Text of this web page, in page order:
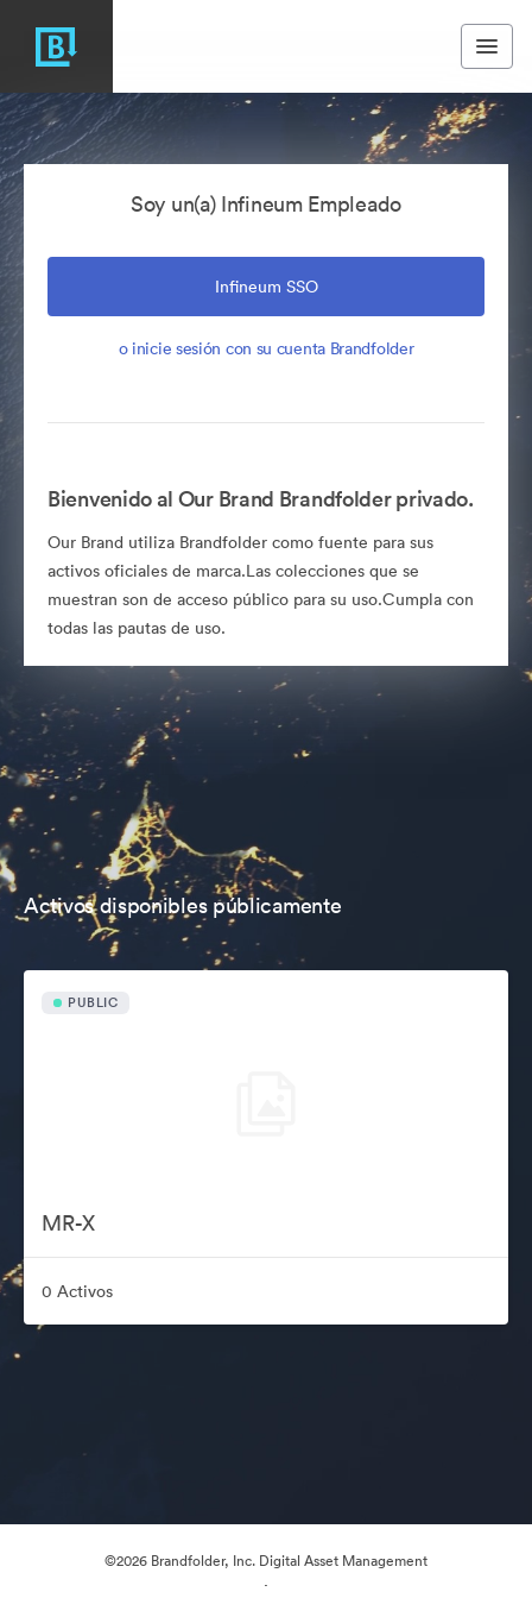
Soy un(a) Infineum Empleado
Infineum SSO
o inicie sesión con su cuenta Brandfolder
Bienvenido al Our Brand Brandfolder privado.
Our Brand utiliza Brandfolder como fuente para sus
activos oficiales de marca.Las colecciones que se
muestran son de acceso público para su uso.Cumpla con
todas las pautas de uso.
Activos disponibles públicamente
PUBLIC
MR-X
0 Activos
©2026 Brandfolder, Inc. Digital Asset Management
·